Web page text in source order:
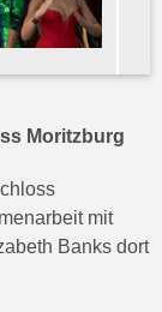
Moritzburg
mit
Banks dort